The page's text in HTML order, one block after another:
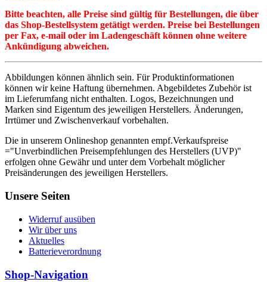
Bitte beachten, alle Preise sind gültig für Bestellungen, die über
das Shop-Bestellsystem getätigt werden. Preise bei Bestellungen
per Fax, e-mail oder im Ladengeschäft können ohne weitere
Ankündigung abweichen.
Abbildungen können ähnlich sein. Für Produktinformationen
können wir keine Haftung übernehmen. Abgebildetes Zubehör ist
im Lieferumfang nicht enthalten. Logos, Bezeichnungen und
Marken sind Eigentum des jeweiligen Herstellers. Änderungen,
Irrtümer und Zwischenverkauf vorbehalten.
Die in unserem Onlineshop genannten empf.Verkaufspreise
="Unverbindlichen Preisempfehlungen des Herstellers (UVP)"
erfolgen ohne Gewähr und unter dem Vorbehalt möglicher
Preisänderungen des jeweiligen Herstellers.
Unsere Seiten
Widerruf ausüben
Wir über uns
Aktuelles
Batterieverordnung
Shop-Navigation